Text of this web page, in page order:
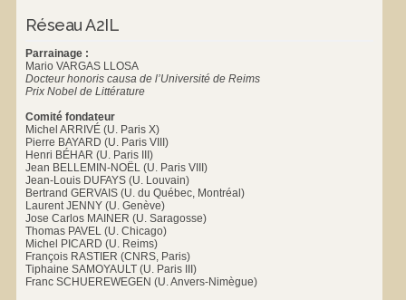
Réseau A2IL
Parrainage :
Mario VARGAS LLOSA
Docteur honoris causa de l’Université de Reims
Prix Nobel de Littérature
Comité fondateur
Michel ARRIVÉ (U. Paris X)
Pierre BAYARD (U. Paris VIII)
Henri BÉHAR (U. Paris III)
Jean BELLEMIN-NOËL (U. Paris VIII)
Jean-Louis DUFAYS (U. Louvain)
Bertrand GERVAIS (U. du Québec, Montréal)
Laurent JENNY (U. Genève)
Jose Carlos MAINER (U. Saragosse)
Thomas PAVEL (U. Chicago)
Michel PICARD (U. Reims)
François RASTIER (CNRS, Paris)
Tiphaine SAMOYAULT (U. Paris III)
Franc SCHUEREWEGEN (U. Anvers-Nimègue)